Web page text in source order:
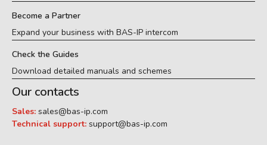
Become a Partner
Expand your business with BAS-IP intercom
Check the Guides
Download detailed manuals and schemes
Our contacts
Sales: sales@bas-ip.com
Technical support: support@bas-ip.com